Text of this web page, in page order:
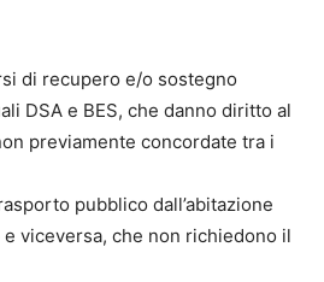
di recupero e/o sostegno
DSA e BES, che danno diritto al
previamente concordate tra i
pubblico dall’abitazione
viceversa, che non richiedono il